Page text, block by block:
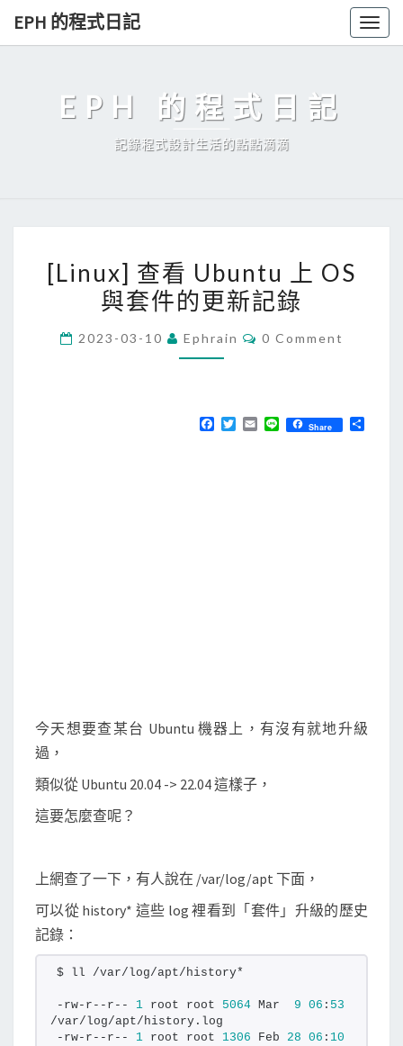
Skip
EPH 的程式日記
EPH 的程式日記
記錄程式設計生活的點點滴滴
L
i
查
件
更
[Linux] 查看 Ubuntu 上 OS
與套件的更新記錄
2023-03-10 Ephrain
C
T
S
0 Comment
E
Share
今天想要查某台 Ubuntu 機器上，有沒有就地升級
過，
類似從 Ubuntu 20.04 -> 22.04 這樣子，
這要怎麼查呢？
上網查了一下，有人說在 /var/log/apt 下面，
可以從 history* 這些 log 裡看到「套件」升級的歷史
記錄：
$ ll /var/log/apt/history*
-rw-r--r-- 1 root root 5064 Mar 9 06 : 53
/var/log/apt/history.log
-rw-r--r-- 1 root root 1306 Feb 28 06 : 10